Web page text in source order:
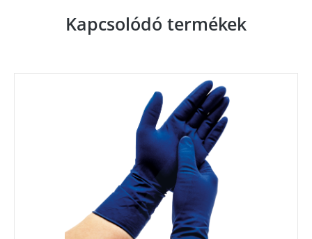
Kapcsolódó termékek